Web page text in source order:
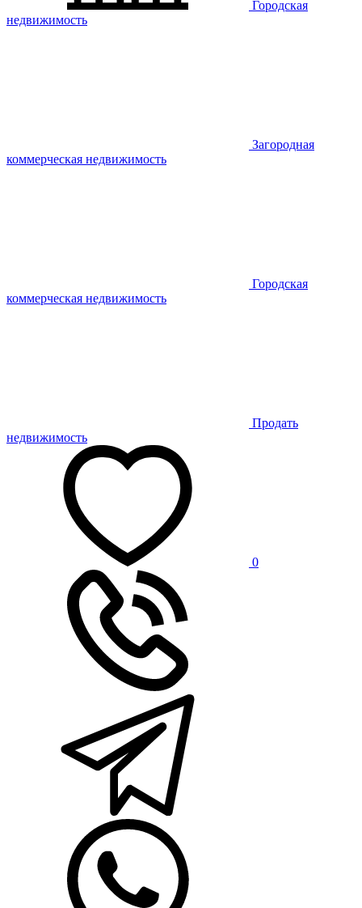
Городская
недвижимость
Загородная
коммерческая недвижимость
Городская
коммерческая недвижимость
Продать
недвижимость
0